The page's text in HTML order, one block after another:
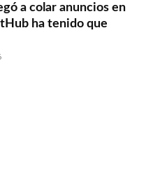
a colar anuncios en
ha tenido que